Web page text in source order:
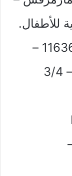
للأطفال.
تابعونا على النايل سات تردد:11636 –
–